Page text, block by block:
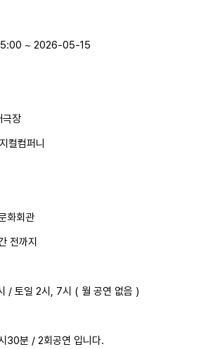
~ 2026-05-15
극장
컬컴퍼니
화회관
전까지
/ 토일 2시, 7시 ( 월 공연 없음 )
30분 / 2회공연 입니다.